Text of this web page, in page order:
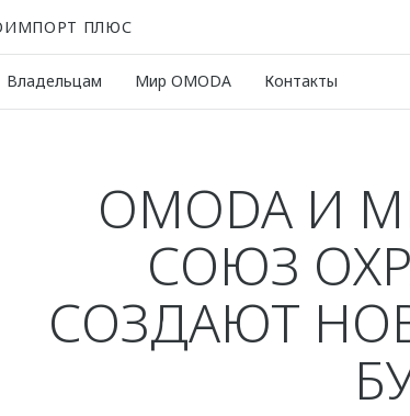
ПЛЮС
Владельцам Мир OMODA Контакты
OMODA И
СОЮЗ
СОЗДАЮТ